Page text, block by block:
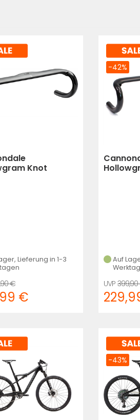
Knot
Lieferung in 1-3
€
€
Auf
-42%
-43%